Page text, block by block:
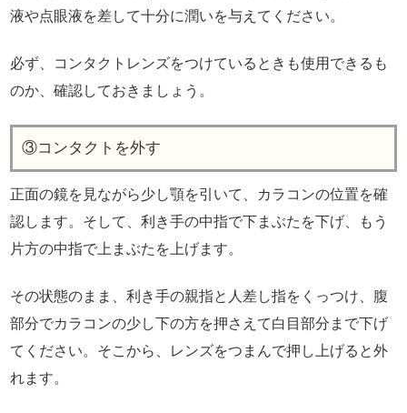
液や点眼液を差して十分に潤いを与えてください。
必ず、コンタクトレンズをつけているときも使用できるも
のか、確認しておきましょう。
③コンタクトを外す
正面の鏡を見ながら少し顎を引いて、カラコンの位置を確
認します。そして、利き手の中指で下まぶたを下げ、もう
片方の中指で上まぶたを上げます。
その状態のまま、利き手の親指と人差し指をくっつけ、腹
部分でカラコンの少し下の方を押さえて白目部分まで下げ
てください。そこから、レンズをつまんで押し上げると外
れます。